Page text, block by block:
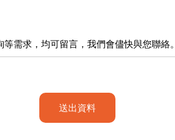
需求，均可留言，我們會儘快與您聯絡。
送出資料